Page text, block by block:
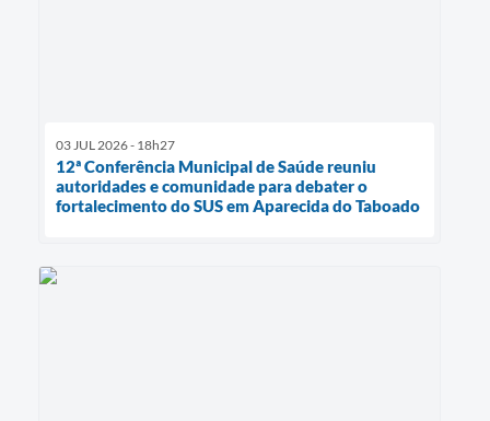
03 JUL 2026 - 18h27
12ª Conferência Municipal de Saúde reuniu
autoridades e comunidade para debater o
fortalecimento do SUS em Aparecida do Taboado